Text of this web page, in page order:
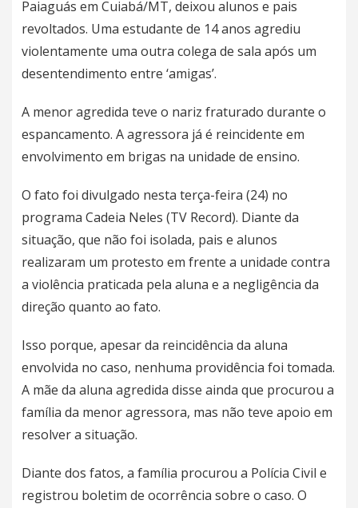
Paiaguás em Cuiabá/MT, deixou alunos e pais
revoltados. Uma estudante de 14 anos agrediu
violentamente uma outra colega de sala após um
desentendimento entre ‘amigas’.
A menor agredida teve o nariz fraturado durante o
espancamento. A agressora já é reincidente em
envolvimento em brigas na unidade de ensino.
O fato foi divulgado nesta terça-feira (24) no
programa Cadeia Neles (TV Record). Diante da
situação, que não foi isolada, pais e alunos
realizaram um protesto em frente a unidade contra
a violência praticada pela aluna e a negligência da
direção quanto ao fato.
Isso porque, apesar da reincidência da aluna
envolvida no caso, nenhuma providência foi tomada.
A mãe da aluna agredida disse ainda que procurou a
família da menor agressora, mas não teve apoio em
resolver a situação.
Diante dos fatos, a família procurou a Polícia Civil e
registrou boletim de ocorrência sobre o caso. O